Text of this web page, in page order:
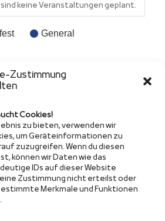
Zustimmung
Cookies!
zu bieten, verwenden wir
um Geräteinformationen zu
zuzugreifen. Wenn du diesen
können wir Daten wie das
IDs auf dieser Website
Zustimmung nicht erteilst oder
Merkmale und Funktionen
keine Veranstaltungen geplant.
General